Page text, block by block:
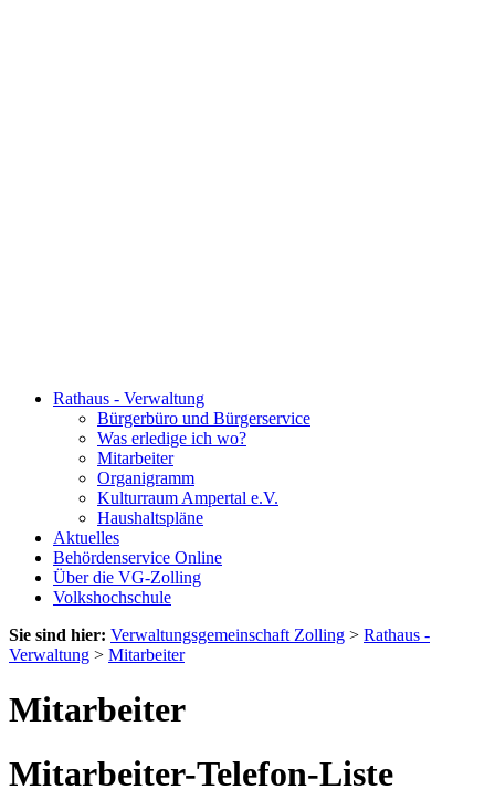
Rathaus - Verwaltung
Bürgerbüro und Bürgerservice
Was erledige ich wo?
Mitarbeiter
Organigramm
Kulturraum Ampertal e.V.
Haushaltspläne
Aktuelles
Behördenservice Online
Über die VG-Zolling
Volkshochschule
Sie sind hier: Verwaltungsgemeinschaft Zolling > Rathaus -
Verwaltung > Mitarbeiter
Mitarbeiter
Mitarbeiter-Telefon-Liste